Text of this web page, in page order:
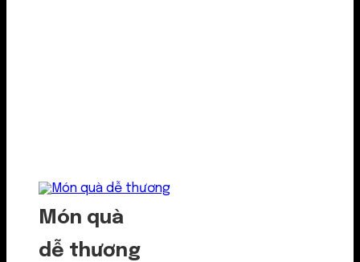
Món quà
dễ thương